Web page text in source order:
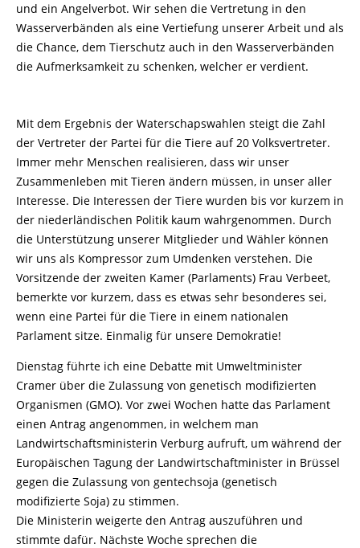
und ein Angelverbot. Wir sehen die Vertretung in den
Wasserverbänden als eine Vertiefung unserer Arbeit und als
die Chance, dem Tierschutz auch in den Wasserverbänden
die Aufmerksamkeit zu schenken, welcher er verdient.
Mit dem Ergebnis der Waterschapswahlen steigt die Zahl
der Vertreter der Partei für die Tiere auf 20 Volksvertreter.
Immer mehr Menschen realisieren, dass wir unser
Zusammenleben mit Tieren ändern müssen, in unser aller
Interesse. Die Interessen der Tiere wurden bis vor kurzem in
der niederländischen Politik kaum wahrgenommen. Durch
die Unterstützung unserer Mitglieder und Wähler können
wir uns als Kompressor zum Umdenken verstehen. Die
Vorsitzende der zweiten Kamer (Parlaments) Frau Verbeet,
bemerkte vor kurzem, dass es etwas sehr besonderes sei,
wenn eine Partei für die Tiere in einem nationalen
Parlament sitze. Einmalig für unsere Demokratie!
Dienstag führte ich eine Debatte mit Umweltminister
Cramer über die Zulassung von genetisch modifizierten
Organismen (GMO). Vor zwei Wochen hatte das Parlament
einen Antrag angenommen, in welchem man
Landwirtschaftsministerin Verburg aufruft, um während der
Europäischen Tagung der Landwirtschaftminister in Brüssel
gegen die Zulassung von gentechsoja (genetisch
modifizierte Soja) zu stimmen.
Die Ministerin weigerte den Antrag auszuführen und
stimmte dafür. Nächste Woche sprechen die